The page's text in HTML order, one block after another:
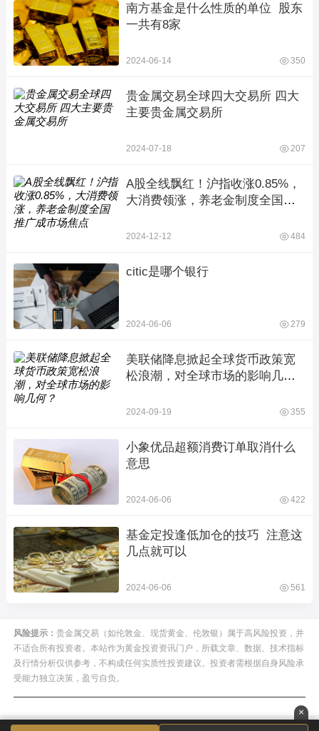
南方基金是什么性质的单位  股东
一共有8家
2024-06-14 350
贵金属交易全球四大交易所 四大
主要贵金属交易所
2024-07-18 207
A股全线飘红！沪指收涨0.85%，
大消费领涨，养老金制度全国推
2024-12-12 484
citic是哪个银行
2024-06-06 279
美联储降息掀起全球货币政策宽
松浪潮，对全球市场的影响几
2024-09-19 355
小象优品超额消费订单取消什么
意思
2024-06-06 422
基金定投逢低加仓的技巧  注意这
几点就可以
2024-06-06 561
风险提示： 贵金属交易（如伦敦金、现货黄金、伦敦银）属于高风险投资，并
不适合所有投资者。本站作为黄金投资资讯门户，所载文章、数据、技术指标
及行情分析仅供参考，不构成任何实质性投资建议。投资者需根据自身风险承
受能力独立决策，盈亏自负。
×